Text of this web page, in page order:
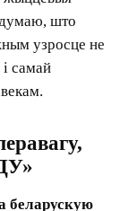
адданай
сёрфінг.
ў
крытэрыях
у